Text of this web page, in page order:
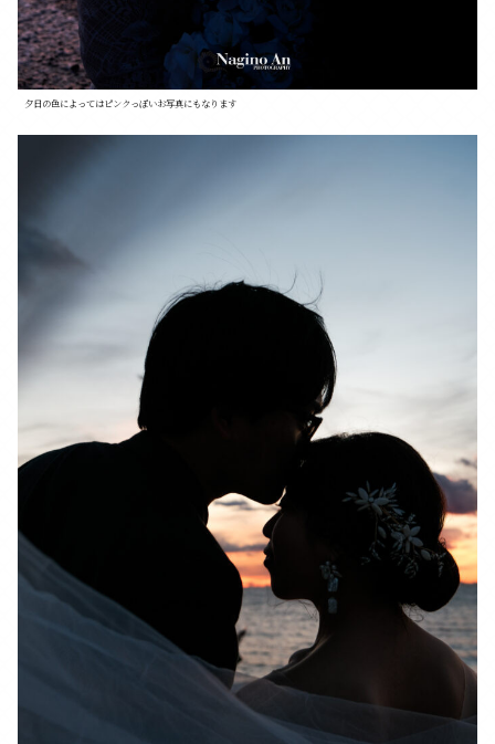
夕日の色によってはピンクっぽいお写真にもなります